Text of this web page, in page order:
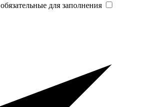
обязательные для заполнения